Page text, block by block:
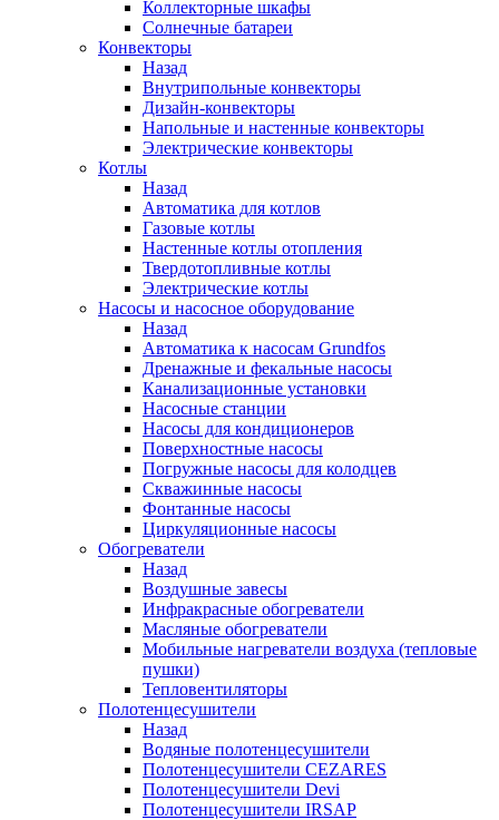
Коллекторные шкафы
Солнечные батареи
Конвекторы
Назад
Внутрипольные конвекторы
Дизайн-конвекторы
Напольные и настенные конвекторы
Электрические конвекторы
Котлы
Назад
Автоматика для котлов
Газовые котлы
Настенные котлы отопления
Твердотопливные котлы
Электрические котлы
Насосы и насосное оборудование
Назад
Автоматика к насосам Grundfos
Дренажные и фекальные насосы
Канализационные установки
Насосные станции
Насосы для кондиционеров
Поверхностные насосы
Погружные насосы для колодцев
Скважинные насосы
Фонтанные насосы
Циркуляционные насосы
Обогреватели
Назад
Воздушные завесы
Инфракрасные обогреватели
Масляные обогреватели
Мобильные нагреватели воздуха (тепловые
пушки)
Тепловентиляторы
Полотенцесушители
Назад
Водяные полотенцесушители
Полотенцесушители CEZARES
Полотенцесушители Devi
Полотенцесушители IRSAP